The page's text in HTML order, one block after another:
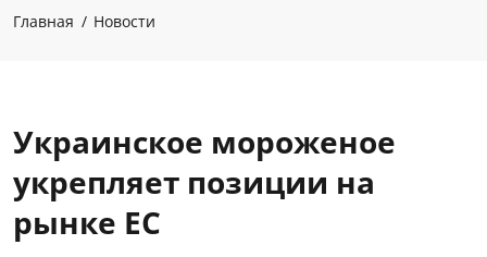
Главная Новости
Украинское мороженое
укрепляет позиции на
рынке ЕС